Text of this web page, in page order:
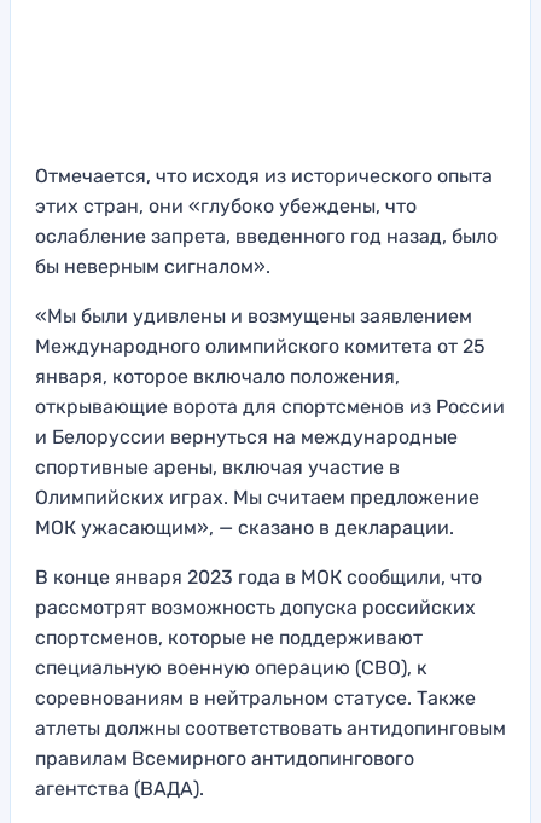
Отмечается, что исходя из исторического опыта
этих стран, они «глубоко убеждены, что
ослабление запрета, введенного год назад, было
бы неверным сигналом».
«Мы были удивлены и возмущены заявлением
Международного олимпийского комитета от 25
января, которое включало положения,
открывающие ворота для спортсменов из России
и Белоруссии вернуться на международные
спортивные арены, включая участие в
Олимпийских играх. Мы считаем предложение
МОК ужасающим», — сказано в декларации.
В конце января 2023 года в МОК сообщили, что
рассмотрят возможность допуска российских
спортсменов, которые не поддерживают
специальную военную операцию (СВО), к
соревнованиям в нейтральном статусе. Также
атлеты должны соответствовать антидопинговым
правилам Всемирного антидопингового
агентства (ВАДА).